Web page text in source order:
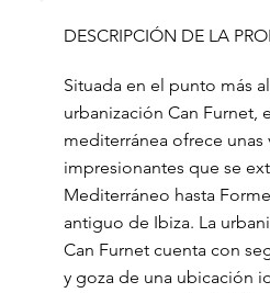
DESCRIPCIÓN DE LA
Situada en el punto más
urbanización Can Furnet,
mediterránea ofrece unas
impresionantes que se
Mediterráneo hasta
antiguo de Ibiza. La
Can Furnet cuenta con
y goza de una ubicación